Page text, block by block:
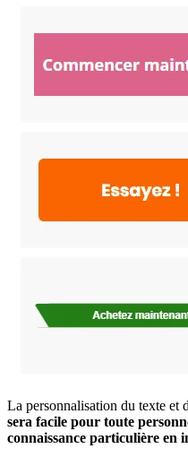
La personnalisation du texte et
sera facile pour toute
connaissance particulière en